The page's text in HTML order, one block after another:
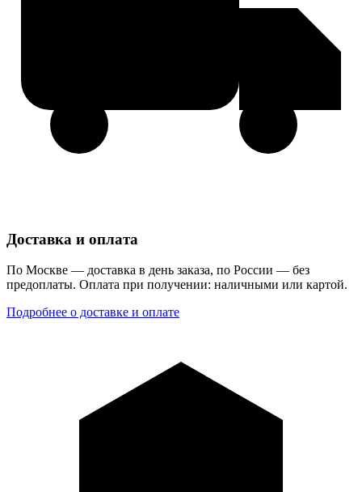
Доставка и оплата
По Москве — доставка в день заказа, по России — без
предоплаты. Оплата при получении: наличными или картой.
Подробнее о доставке и оплате